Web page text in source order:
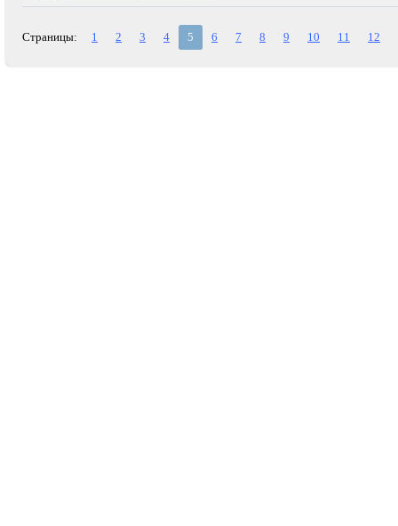
Страницы: 1 2 3 4 5 6 7 8 9 10 11 12